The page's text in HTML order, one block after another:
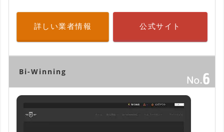
詳しい業者情報 公式サイト
Bi-Winning